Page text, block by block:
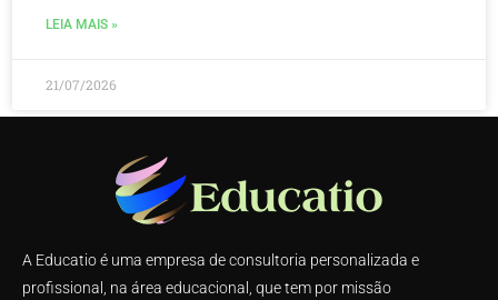
LEIA MAIS »
21/07/2026
A Educatio é uma empresa de consultoria personalizada e
profissional, na área educacional, que tem por missão